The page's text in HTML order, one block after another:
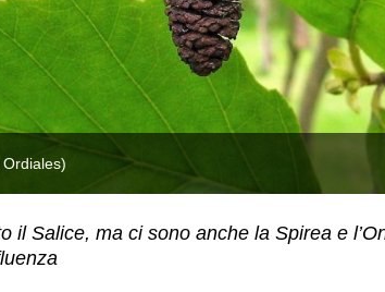
il Salice, ma ci sono anche la Spirea e